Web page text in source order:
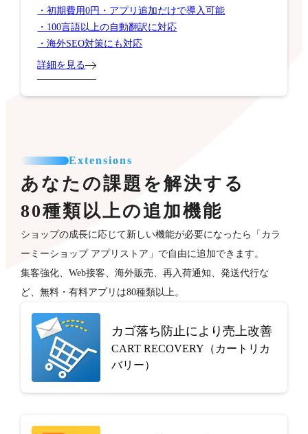
・初期費用0円・アプリ追加だけで導入可能
・100言語以上の自動翻訳に対応
・海外SEO対策にも対応
詳細を見る
Extensions
あなたの課題を解決する
80種類以上の追加機能
ショップの成長に応じて新しい機能が必要になったら「カラ
ーミーショップ アプリストア」で自由に追加できます。
集客強化、Web接客、海外販売、再入荷通知、発送代行な
ど、無料・有料アプリは80種類以上。
カゴ落ち防止により売上改善
CART RECOVERY（カートリカ
バリー）